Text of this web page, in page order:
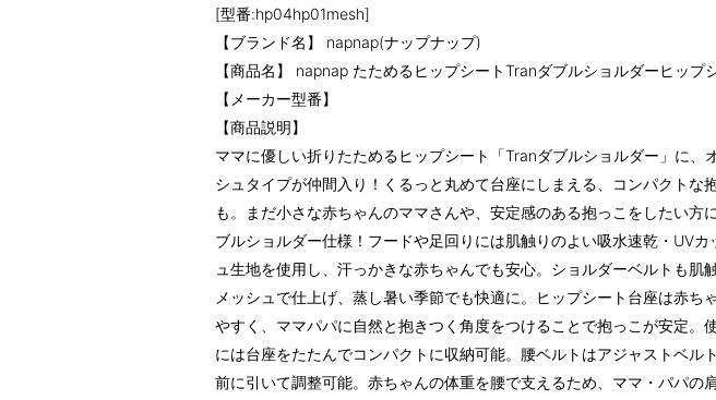
[型番:hp04hp01mesh]
【ブランド名】 napnap(ナップナップ)
【商品名】 napnap たためるヒップシートTranダブルショルダーヒップ
【メーカー型番】
【商品説明】
ママに優しい折りたためるヒップシート「Tranダブルショルダー」に、
シュタイプが仲間入り！くるっと丸めて台座にしまえる、コンパクトな
も。まだ小さな赤ちゃんのママさんや、安定感のある抱っこをしたい方
ブルショルダー仕様！フードや足回りには肌触りのよい吸水速乾・UVカ
ュ生地を使用し、汗っかきな赤ちゃんでも安心。ショルダーベルトも肌
メッシュで仕上げ、蒸し暑い季節でも快適に。ヒップシート台座は赤ち
やすく、ママパパに自然と抱きつく角度をつけることで抱っこが安定。
には台座をたたんでコンパクトに収納可能。腰ベルトはアジャストベル
前に引いて調整可能。赤ちゃんの体重を腰で支えるため、ママ・パパの